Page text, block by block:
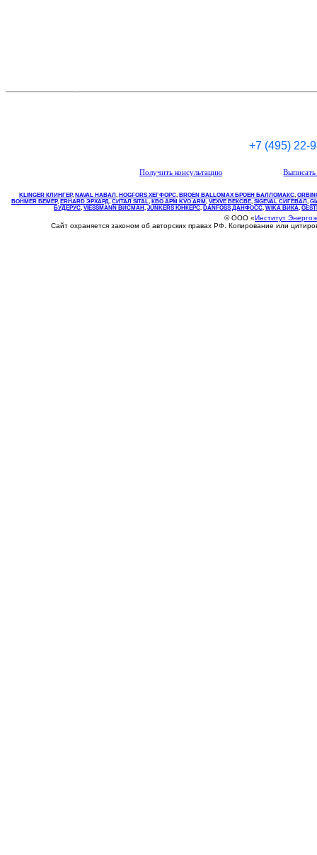
+7 (495) 22-
Получить консультацию
KLINGER КЛИНГЕР, NAVAL НАВАЛ , НOGFORS ХЕГФОРС, BROEN BALLOMAX БРОЕН БАЛЛОМАКС,
BOHMER БЕМЕР, ERHARD ЭРХАРД, СИТАЛ SITAL, КВО АРМ KVO ARM, VEXVE ВЕКСВЕ, SIGEVAL СИГЕВАЛ ,
БУДЕРУС, VIESSMANN ВИСМАН , JUNKERS ЮНКЕРС. DANFOSS ДАНФОСС, WIKA ВИКА,
© ООО «Институт
Сайт охраняется законом об авторских правах РФ. Копирование или